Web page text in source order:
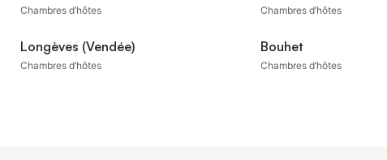
Chambres d’hôtes Chambres d’hôtes
Longèves (Vendée)
Chambres d’hôtes
Bouhet
Chambres d’hôtes